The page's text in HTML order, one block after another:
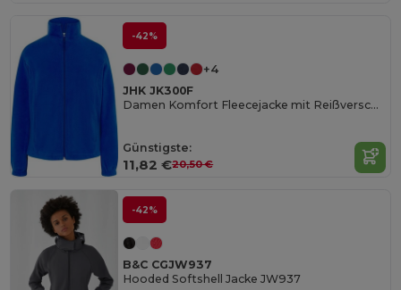
-42%
+4
JHK JK300F
Damen Komfort Fleecejacke mit Reißverschlusstaschen
Günstigste:
11,82 €20,50 €
-42%
B&C CGJW937
Hooded Softshell Jacke JW937